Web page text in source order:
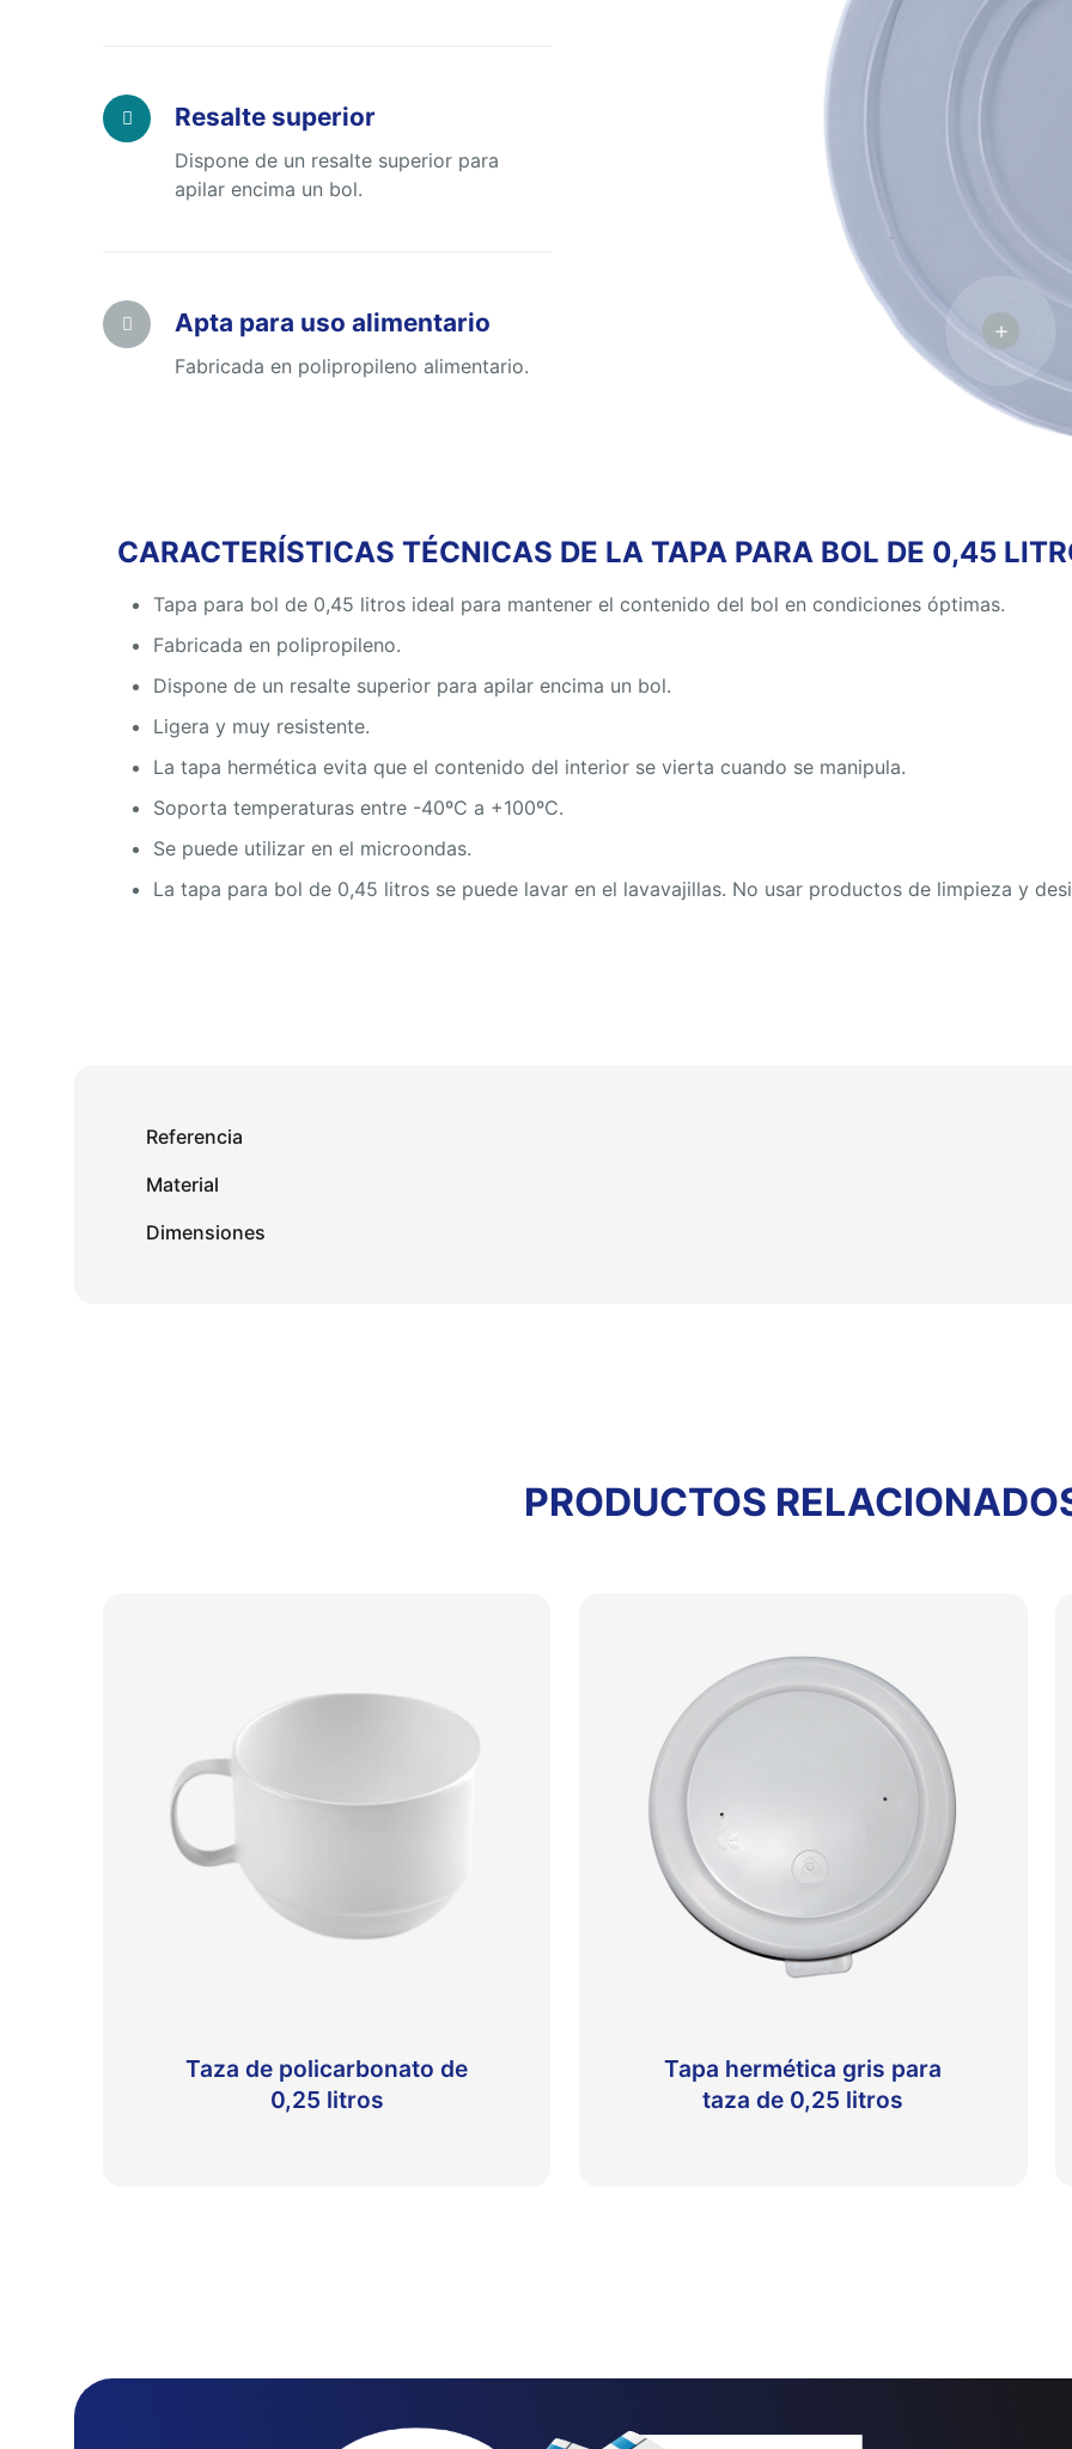
Resalte superior
Dispone de un resalte superior para
apilar encima un bol.
Apta para uso alimentario
Fabricada en polipropileno alimentario.
CARACTERÍSTICAS TÉCNICAS DE LA TAPA PARA BOL DE 0,45
Tapa para bol de 0,45 litros ideal para mantener el contenido del bol en condiciones óptimas.
Fabricada en polipropileno.
Dispone de un resalte superior para apilar encima un bol.
Ligera y muy resistente.
La tapa hermética evita que el contenido del interior se vierta cuando se manipula.
Soporta temperaturas entre -40ºC a +100ºC.
Se puede utilizar en el microondas.
La tapa para bol de 0,45 litros se puede lavar en el lavavajillas. No usar productos de limpieza y
Referencia
Material
Dimensiones
PRODUCTOS
Taza de policarbonato de
0,25 litros
Tapa hermética gris para
taza de 0,25 litros